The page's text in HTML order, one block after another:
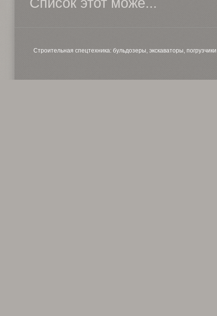
Строительная спецтехника: бульдозеры, экскаваторы,